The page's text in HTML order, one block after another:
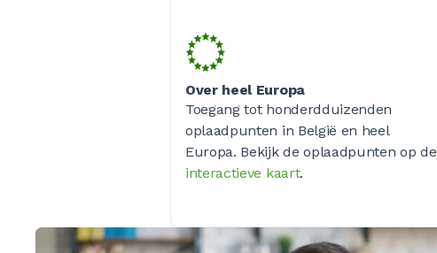
Over heel Europa
Toegang tot honderdduizenden
oplaadpunten in België en heel
Europa. Bekijk de oplaadpunten op de
interactieve kaart.